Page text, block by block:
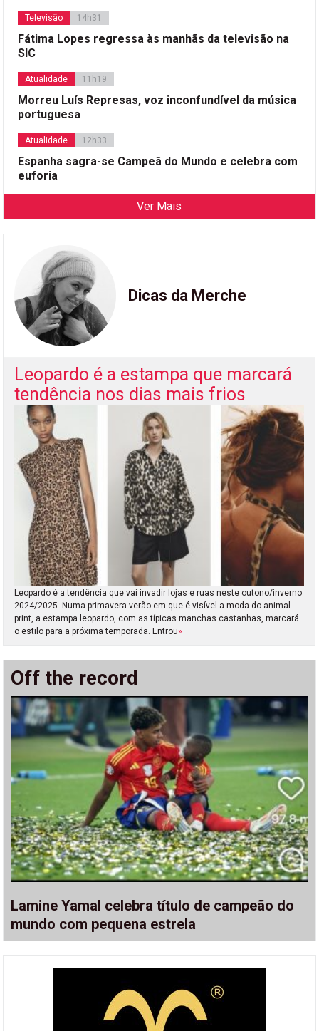
Televisão 14h31
Fátima Lopes regressa às manhãs da televisão na
SIC
Atualidade 11h19
Morreu Luís Represas, voz inconfundível da música
portuguesa
Atualidade 12h33
Espanha sagra-se Campeã do Mundo e celebra com
euforia
Ver Mais
Dicas da Merche
Leopardo é a estampa que marcará
tendência nos dias mais frios
Leopardo é a tendência que vai invadir lojas e ruas neste outono/inverno
2024/2025. Numa primavera-verão em que é visível a moda do animal
print, a estampa leopardo, com as típicas manchas castanhas, marcará
o estilo para a próxima temporada. Entrou»
Off the record
Lamine Yamal celebra título de campeão do
mundo com pequena estrela